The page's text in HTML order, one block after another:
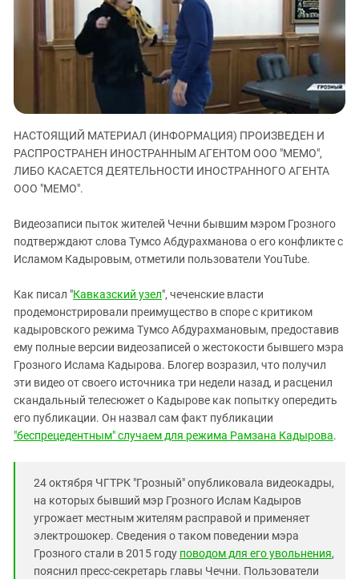
ЗАСТАВЛЯЕТ
КАВКАЗ ЗА ПАЛЕСТИНУ
ИНАКОМЫСЛИЕ В ЧЕЧНЕ
ПРЕСЛЕДОВАНИЕ АКТИВИСТОВ
МОБИЛИЗАЦИЯ И ПРОТЕСТЫ
Ингушетия
Кабардино-Балкария
Карачаево-Черкесия
Краснодарский край
Российская Федерация
Северная Осетия - Алания
СКФО
Ставропольский край
Чечня
Южная Осетия
Южный Кавказ
ЮФО
НАСТОЯЩИЙ МАТЕРИАЛ (ИНФОРМАЦИЯ) ПРОИЗВЕДЕН И
РАСПРОСТРАНЕН ИНОСТРАННЫМ АГЕНТОМ ООО "МЕМО",
ЛИБО КАСАЕТСЯ ДЕЯТЕЛЬНОСТИ ИНОСТРАННОГО АГЕНТА
ООО "МЕМО".
Видеозаписи пыток жителей Чечни бывшим мэром Грозного
подтверждают слова Тумсо Абдурахманова о его конфликте с
Исламом Кадыровым, отметили пользователи YouTube.
Как писал "Кавказский узел", чеченские власти
продемонстрировали преимущество в споре с критиком
кадыровского режима Тумсо Абдурахмановым, предоставив
ему полные версии видеозаписей о жестокости бывшего мэра
Грозного Ислама Кадырова. Блогер возразил, что получил
эти видео от своего источника три недели назад, и расценил
скандальный телесюжет о Кадырове как попытку опередить
его публикации. Он назвал сам факт публикации
"беспрецедентным" случаем для режима Рамзана Кадырова.
24 октября ЧГТРК "Грозный" опубликовала видеокадры,
на которых бывший мэр Грозного Ислам Кадыров
угрожает местным жителям расправой и применяет
электрошокер. Сведения о таком поведении мэра
Грозного стали в 2015 году поводом для его увольнения,
пояснил пресс-секретарь главы Чечни. Пользователи